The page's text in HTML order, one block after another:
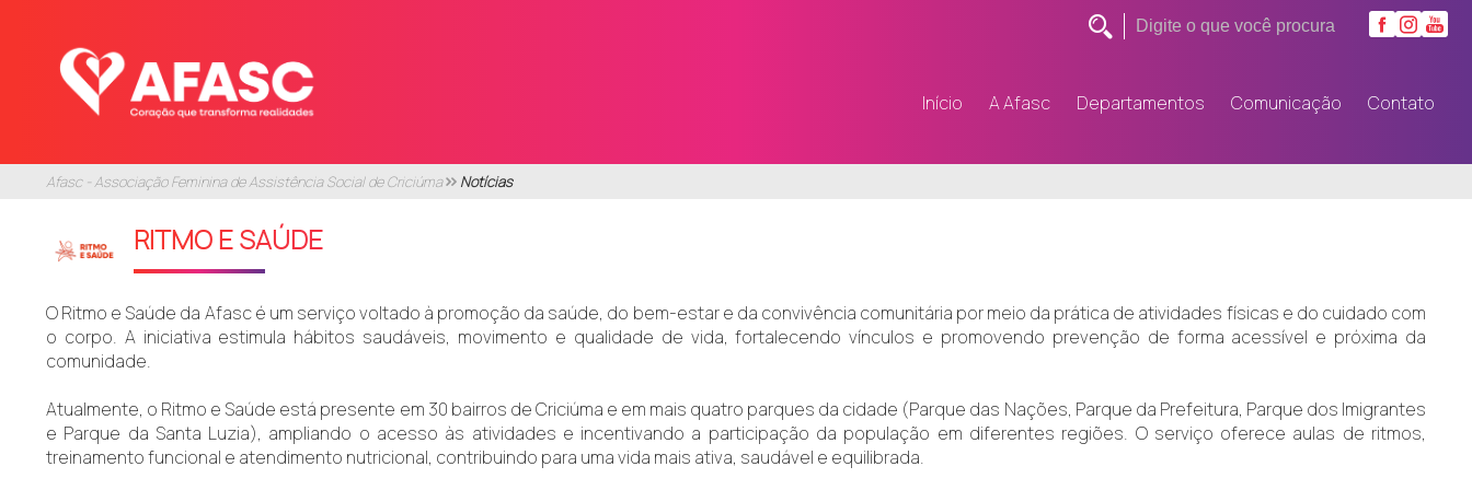
Início A Afasc Departamentos Comunicação Contato
Afasc - Associação Feminina de Assistência Social de Criciúma Notícias
RITMO E SAÚDE
O Ritmo e Saúde da Afasc é um serviço voltado à promoção da saúde, do bem-estar e da convivência comunitária por meio da prática de atividades físicas e do cuidado com
o corpo. A iniciativa estimula hábitos saudáveis, movimento e qualidade de vida, fortalecendo vínculos e promovendo prevenção de forma acessível e próxima da
comunidade.
Atualmente, o Ritmo e Saúde está presente em 30 bairros de Criciúma e em mais quatro parques da cidade (Parque das Nações, Parque da Prefeitura, Parque dos Imigrantes
e Parque da Santa Luzia), ampliando o acesso às atividades e incentivando a participação da população em diferentes regiões. O serviço oferece aulas de ritmos,
treinamento funcional e atendimento nutricional, contribuindo para uma vida mais ativa, saudável e equilibrada.